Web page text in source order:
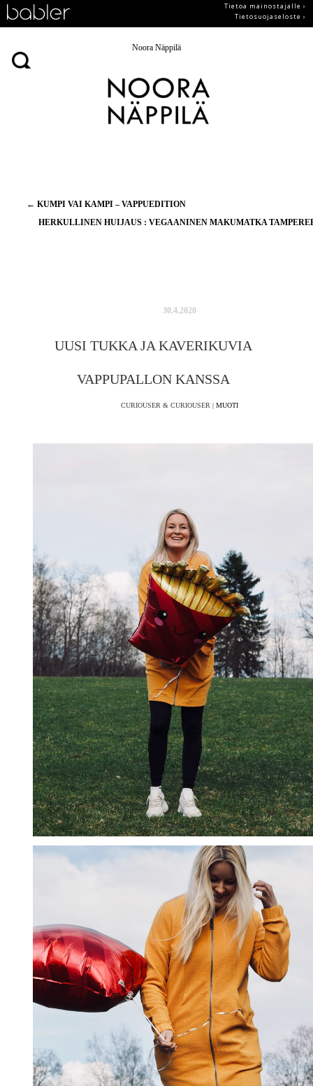
Tietoa mainostajalle ›
Tietosuojaseloste ›
Noora Näppilä
Artikkelien
selaus
← KUMPI VAI KAMPI – VAPPUEDITION
HERKULLINEN HUIJAUS : VEGAANINEN MAKUMATKA
30.4.2020
UUSI TUKKA JA KAVERIKUVIA
VAPPUPALLON KANSSA
CURIOUSER & CURIOUSER | MUOTI